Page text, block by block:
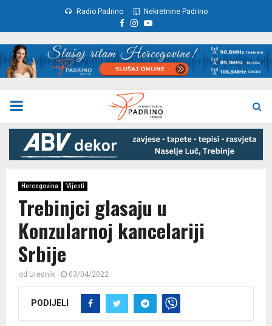
Radio Padrino Nekretnine Padrino
Facebook
Instagram
Youtube
PRIMARY
MENU
Hercegovina Vijesti
Trebinjci glasaju u
Konzularnoj kancelariji
Srbije
od Urednik 03/04/2022
PODIJELI